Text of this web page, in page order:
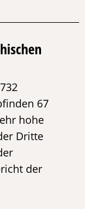
67
hohe
Dritte
der